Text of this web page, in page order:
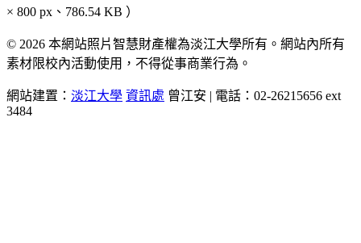
× 800 px、786.54 KB ）
© 2026 本網站照片智慧財產權為淡江大學所有。網站內所有
素材限校內活動使用，不得從事商業行為。
網站建置： 淡江大學 資訊處 曾江安 | 電話：02-26215656 ext
3484